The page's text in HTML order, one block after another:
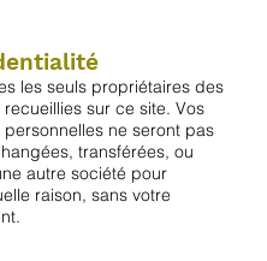
les seuls propriétaires des
recueillies sur ce site. Vos
personnelles ne seront pas
transférées, ou
autre société pour
raison, sans votre